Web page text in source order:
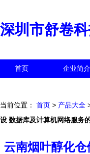
深圳市舒卷
首页 企业简介
当前位置： 首页 > 产品大全
设 数据库及计算机网络服务
云南烟叶醇化